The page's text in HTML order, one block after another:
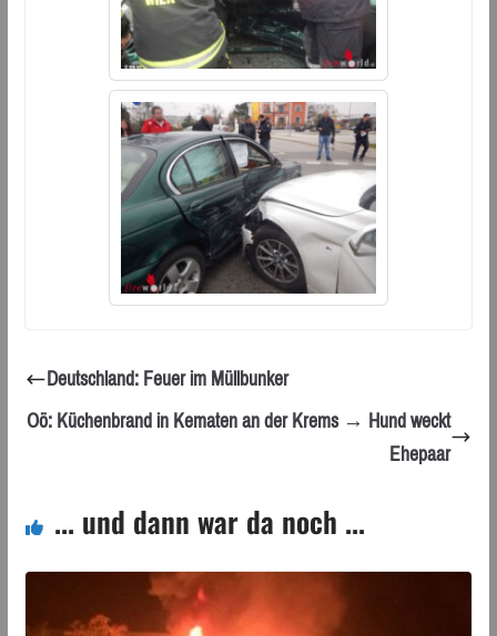
Deutschland: Feuer im Müllbunker
Oö: Küchenbrand in Kematen an der Krems → Hund weckt
Ehepaar
... und dann war da noch ...